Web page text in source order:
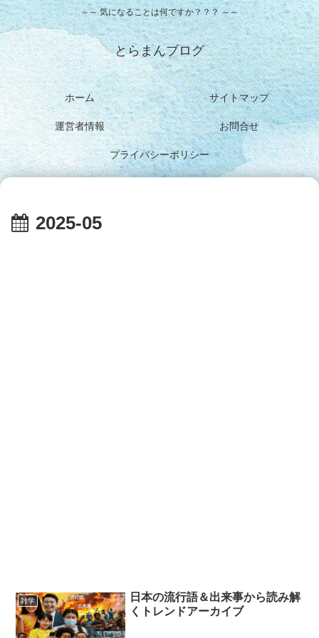
～～ 気になることは何ですか？？？ ～～
とらまんブログ
ホーム サイトマップ
運営者情報 お問合せ
プライバシーポリシー
2025-05
雑学
日本の流行語＆出来事から読み解
くトレンドアーカイブ